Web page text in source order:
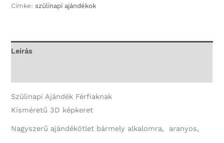
csodálatos
Ajándék
Címke:szülinapi ajándékok
Leírás
Szülinapi Ajándék Férfiaknak
Kisméretű 3D képkeret
Nagyszerű ajándékötlet bármely alkalomra, aranyos,